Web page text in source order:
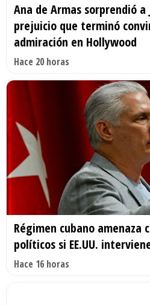
Ana de Armas sorprendió a
prejuicio que terminó
admiración en Hollywood
Hace 20 horas
Régimen cubano amenaza
políticos si EE.UU.
Hace 16 horas